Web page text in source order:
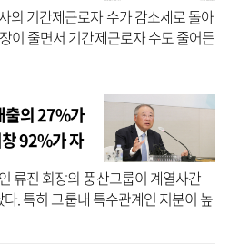
의 기간제근로자 수가 감소세로 돌아
이 줄면서 기간제근로자 수도 줄어든
연구소 CEO스코어(대표 조원만)에
출의 27%가
92%가 자
류진 회장의 풍산그룹이 계열사간
다. 특히 그룹내 특수관계인 지분이 높
에 육박했다. 14일 기업데이터연